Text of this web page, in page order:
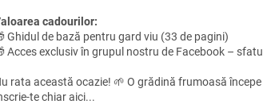
cadourilor:
Ghidul de bază pentru gard viu (33 de pagini)
Acces exclusiv în grupul nostru de Facebook –
rata această ocazie! 🌱 O grădină frumoasă
te chiar aici...